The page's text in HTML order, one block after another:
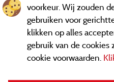
voorkeur. Wij zouden
gebruiken voor
klikken op alles
gebruik van de cookies
cookie voorwaarden.